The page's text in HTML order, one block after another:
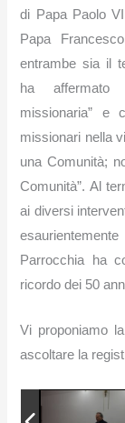
di Papa Paolo
Papa
entrambe sia il
ha affermato
missionaria” e
missionari nella
una Comunità;
Comunità”.Al
ai diversi
Parrocchia ha
ricordo dei 50
Vi proponiamo
ascoltare la